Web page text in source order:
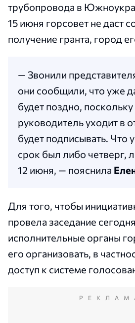
трубопровода в
15 июня горсовет не даст
получение гранта, город
— Звонили
они сообщили, что уже
будет поздно, поскольку
руководитель уходит в
будет подписывать. Что
срок был либо четверг,
12 июня, — пояснила
Для того, чтобы
провела заседание
исполнительные органы
его организовать, в
доступ к системе